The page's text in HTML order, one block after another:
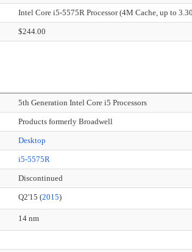
Intel Core i5-5575R Processor (4M Cache, up to
$244.00
5th Generation Intel Core i5 Processors
Products formerly Broadwell
Desktop
i5-5575R
Discontinued
Q2'15 (2015)
14 nm